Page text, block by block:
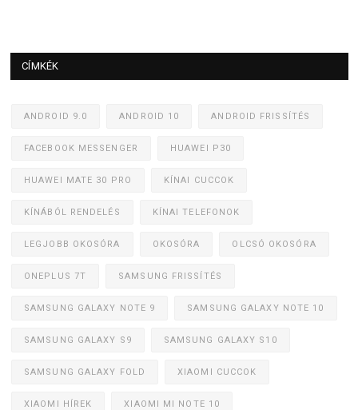
CÍMKÉK
ANDROID 9.0 ANDROID 10 ANDROID FRISSÍTÉS
FACEBOOK MESSENGER HUAWEI P30
HUAWEI MATE 30 PRO KÍNAI CUCCOK
KÍNÁBÓL RENDELÉS KÍNAI TELEFONOK
LEGJOBB OKOSÓRA OKOSÓRA OLCSÓ OKOSÓRA
ONEPLUS 7T SAMSUNG FRISSÍTÉS
SAMSUNG GALAXY NOTE 9 SAMSUNG GALAXY NOTE 10
SAMSUNG GALAXY S9 SAMSUNG GALAXY S10
SAMSUNG GALAXY FOLD XIAOMI CUCCOK
XIAOMI HÍREK XIAOMI MI NOTE 10